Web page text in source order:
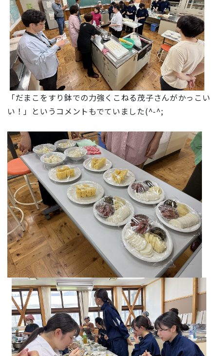
「だまこをすり鉢での力強くこねる茂子さんがかっこい
い！」というコメントもでていました(^-^;